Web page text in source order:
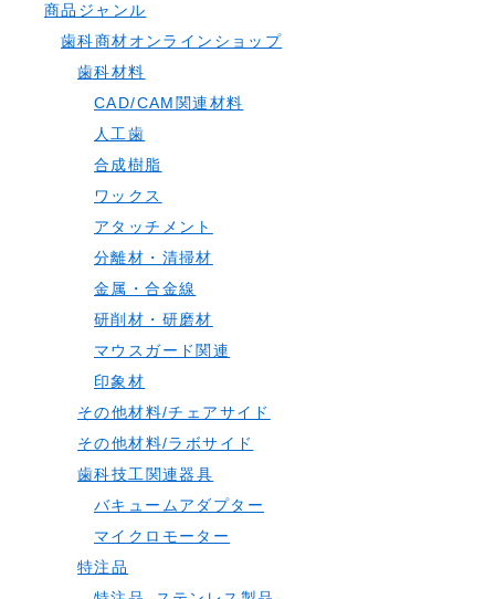
商品ジャンル
歯科商材オンラインショップ
歯科材料
CAD/CAM関連材料
人工歯
合成樹脂
ワックス
アタッチメント
分離材・清掃材
金属・合金線
研削材・研磨材
マウスガード関連
印象材
その他材料/チェアサイド
その他材料/ラボサイド
歯科技工関連器具
バキュームアダプター
マイクロモーター
特注品